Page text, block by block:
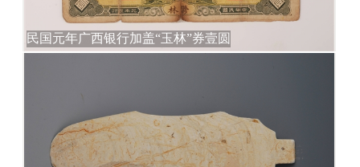
民国元年广西银行加盖“玉林”券壹圆